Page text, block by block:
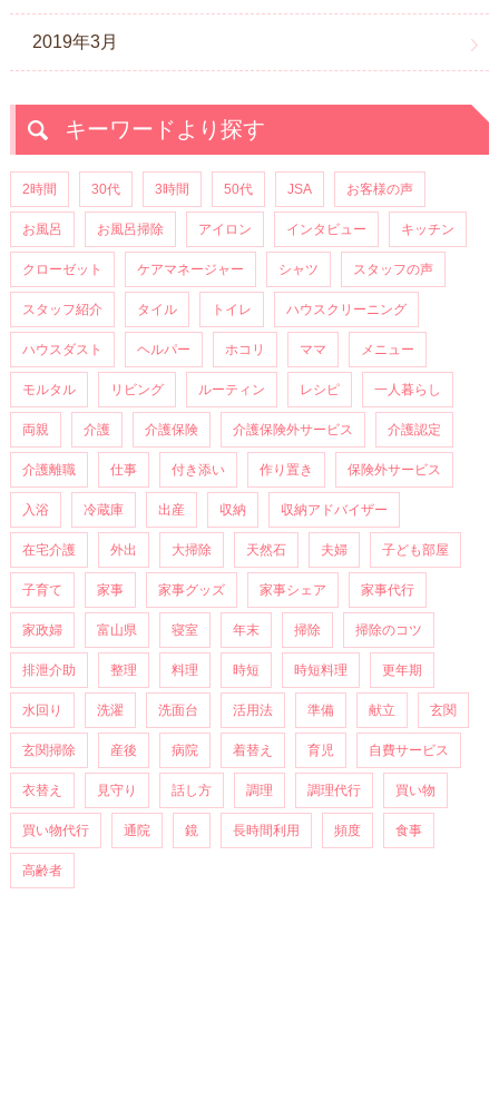
2019年3月
キーワードより探す
2時間 30代 3時間 50代 JSA お客様の声
お風呂 お風呂掃除 アイロン インタビュー キッチン
クローゼット ケアマネージャー シャツ スタッフの声
スタッフ紹介 タイル トイレ ハウスクリーニング
ハウスダスト ヘルパー ホコリ ママ メニュー
モルタル リビング ルーティン レシピ 一人暮らし
両親 介護 介護保険 介護保険外サービス 介護認定
介護離職 仕事 付き添い 作り置き 保険外サービス
入浴 冷蔵庫 出産 収納 収納アドバイザー
在宅介護 外出 大掃除 天然石 夫婦 子ども部屋
子育て 家事 家事グッズ 家事シェア 家事代行
家政婦 富山県 寝室 年末 掃除 掃除のコツ
排泄介助 整理 料理 時短 時短料理 更年期
水回り 洗濯 洗面台 活用法 準備 献立 玄関
玄関掃除 産後 病院 着替え 育児 自費サービス
衣替え 見守り 話し方 調理 調理代行 買い物
買い物代行 通院 鏡 長時間利用 頻度 食事
高齢者